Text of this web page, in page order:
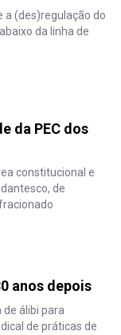
a (des)regulação do
da linha de
da PEC dos
constitucional e
de
anos depois
de álibi para
de práticas de